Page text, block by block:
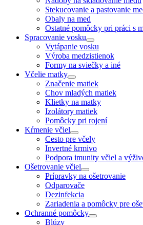
Stekucovanie a pastovanie
Obaly na med
Ostatné pomôcky pri práci s
Spracovanie vosku
Vytápanie vosku
Výroba medzistienok
Formy na sviečky a iné
Včelie matky
Značenie matiek
Chov mladých matiek
Klietky na matky
Izolátory matiek
Pomôcky pri rojení
Kŕmenie včiel
Cesto pre včely
Invertné krmivo
Podpora imunity včiel a
Ošetrovanie včiel
Prípravky na ošetrovanie
Odparovače
Dezinfekcia
Zariadenia a pomôcky pre
Ochranné pomôcky
Blúzy